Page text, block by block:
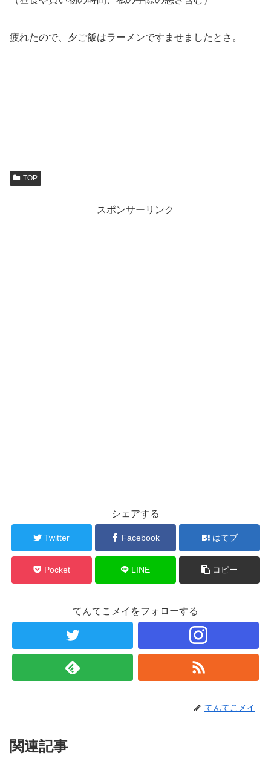
疲れたので、夕ご飯はラーメンですませましたとさ。
TOP
スポンサーリンク
シェアする
Twitter Facebook はてブ
Pocket LINE コピー
てんてこメイをフォローする
てんてこメイ
関連記事